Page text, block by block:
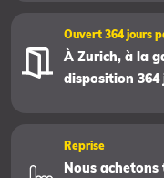
Ouvert 364 jours
À Zurich, à la
disposition
Reprise
Nous